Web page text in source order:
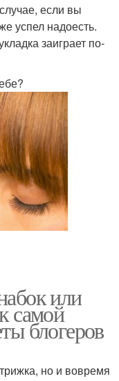
если вы
успел надоесть.
заиграет по-
или
самой
блогеров
но и вовремя